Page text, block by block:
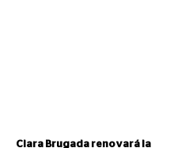
Clara Brugada renovará la